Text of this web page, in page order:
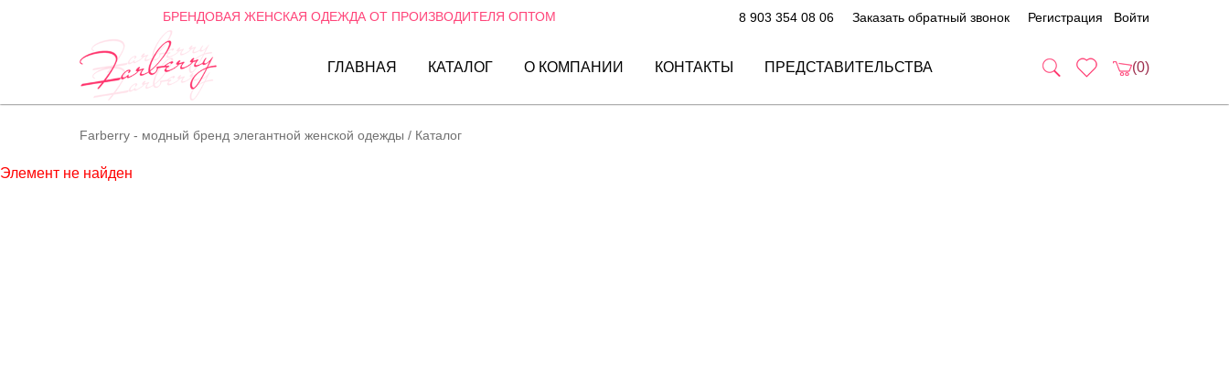
БРЕНДОВАЯ ЖЕНСКАЯ ОДЕЖДА ОТ ПРОИЗВОДИТЕЛЯ ОПТОМ 8 903 354 08 06 Заказать обратный звонок Регистрация Войти
ГЛАВНАЯ КАТАЛОГ О КОМПАНИИ КОНТАКТЫ ПРЕДСТАВИТЕЛЬСТВА (0)
Farberry - модный бренд элегантной женской одежды / Каталог
Элемент не найден